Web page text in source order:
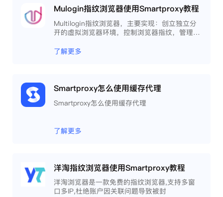
Mulogin指纹浏览器使用Smartproxy教程
Multilogin指纹浏览器，主要实现：创立独立分
开的虚拟浏览器环境，控制浏览器指纹，管理多
程，开发网络自动化等。
了解更多
Smartproxy怎么使用缓存代理
Smartproxy怎么使用缓存代理
了解更多
洋淘指纹浏览器使用Smartproxy教程
洋淘浏览器是一款免费的指纹浏览器,支持多窗
口多IP,杜绝账户因关联问题导致被封